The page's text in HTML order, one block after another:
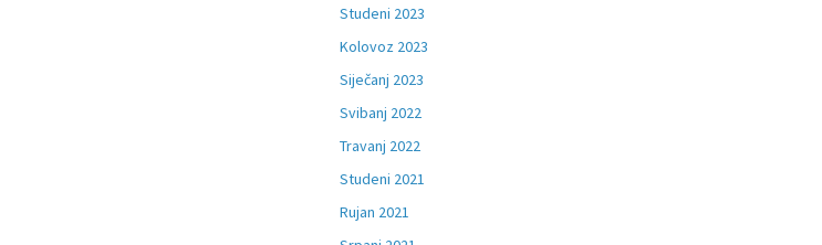
Studeni 2023
Kolovoz 2023
Siječanj 2023
Svibanj 2022
Travanj 2022
Studeni 2021
Rujan 2021